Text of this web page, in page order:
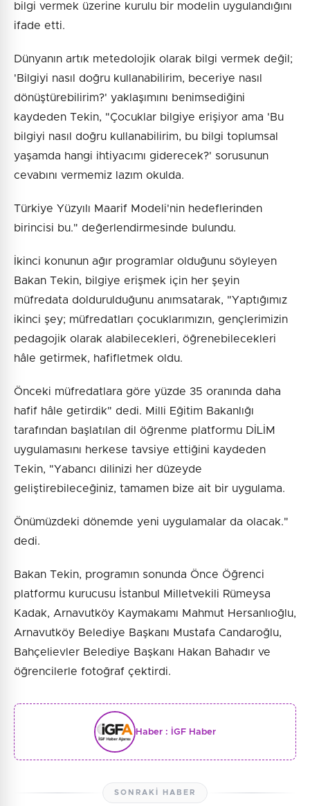
bilgi vermek üzerine kurulu bir modelin uygulandığını
ifade etti.
Dünyanın artık metedolojik olarak bilgi vermek değil;
'Bilgiyi nasıl doğru kullanabilirim, beceriye nasıl
dönüştürebilirim?' yaklaşımını benimsediğini
kaydeden Tekin, "Çocuklar bilgiye erişiyor ama 'Bu
bilgiyi nasıl doğru kullanabilirim, bu bilgi toplumsal
yaşamda hangi ihtiyacımı giderecek?' sorusunun
cevabını vermemiz lazım okulda.
Türkiye Yüzyılı Maarif Modeli'nin hedeflerinden
birincisi bu." değerlendirmesinde bulundu.
İkinci konunun ağır programlar olduğunu söyleyen
Bakan Tekin, bilgiye erişmek için her şeyin
müfredata doldurulduğunu anımsatarak, "Yaptığımız
ikinci şey; müfredatları çocuklarımızın, gençlerimizin
pedagojik olarak alabilecekleri, öğrenebilecekleri
hâle getirmek, hafifletmek oldu.
Önceki müfredatlara göre yüzde 35 oranında daha
hafif hâle getirdik" dedi. Milli Eğitim Bakanlığı
tarafından başlatılan dil öğrenme platformu DİLİM
uygulamasını herkese tavsiye ettiğini kaydeden
Tekin, "Yabancı dilinizi her düzeyde
geliştirebileceğiniz, tamamen bize ait bir uygulama.
Önümüzdeki dönemde yeni uygulamalar da olacak."
dedi.
Bakan Tekin, programın sonunda Önce Öğrenci
platformu kurucusu İstanbul Milletvekili Rümeysa
Kadak, Arnavutköy Kaymakamı Mahmut Hersanlıoğlu,
Arnavutköy Belediye Başkanı Mustafa Candaroğlu,
Bahçelievler Belediye Başkanı Hakan Bahadır ve
öğrencilerle fotoğraf çektirdi.
Haber : İGF Haber
SONRAKI HABER